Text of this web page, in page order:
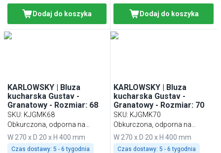
Dodaj do koszyka Dodaj do koszyka
KARLOWSKY | Bluza
kucharska Gustav -
Granatowy - Rozmiar: 68
SKU: KJGMK68
Obkurczona, odporna na
pranie, łatwa w pielęgnacji
W 270 x D 20 x H 400 mm
Czas dostawy: 5 - 6 tygodnia
KARLOWSKY | Bluza
kucharska Gustav -
Granatowy - Rozmiar: 70
SKU: KJGMK70
Obkurczona, odporna na
pranie, łatwa w pielęgnacji
W 270 x D 20 x H 400 mm
Czas dostawy: 5 - 6 tygodnia